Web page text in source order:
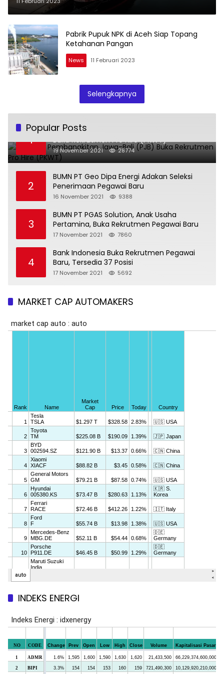
Pabrik Pupuk NPK di Aceh Siap Topang
Ketahanan Pangan
News 11 Februari 2023
Selengkapnya
Popular Posts
1
BUMN PT Pembangkitan Jawa-Bali (PJB)
Buka Rekrutmen Pro Hire (PKWT)
19 November 2021 28774
2
BUMN PT Geo Dipa Energi Adakan Seleksi
Penerimaan Pegawai Baru
16 November 2021 9388
3
BUMN PT PGAS Solution, Anak Usaha
Pertamina, Buka Rekrutmen Pegawai Baru
17 November 2021 7860
4
Bank Indonesia Buka Rekrutmen Pegawai
Baru, Tersedia 37 Posisi
17 November 2021 5692
MARKET CAP AUTOMAKERS
INDEKS ENERGI